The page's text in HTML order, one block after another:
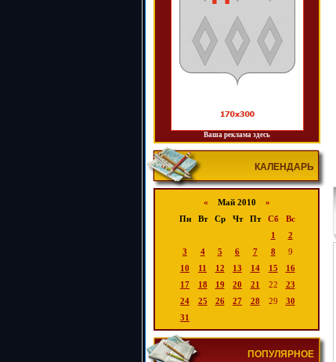
Ваша реклама здесь
КАЛЕНДАРЬ
« Май 2010 »
Пн
Вт Ср Чт Пт Сб
Вс
1
2
3
4 5 6 7 8
9
10
11 12 13 14 15
16
17
18 19 20 21 22
23
24
25 26 27 28 29
30
31
ПОПУЛЯРНОЕ